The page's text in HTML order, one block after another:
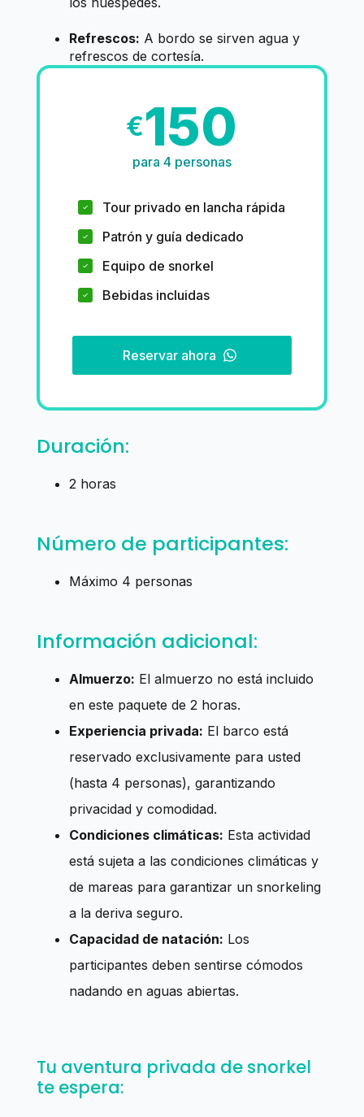
Refrescos: A bordo se sirven agua y
refrescos de cortesía.
€150
para 4 personas
Tour privado en lancha rápida
Patrón y guía dedicado
Equipo de snorkel
Bebidas incluidas
Reservar ahora
Duración:
2 horas
Número de participantes:
Máximo 4 personas
Información adicional:
Almuerzo: El almuerzo no está incluido
en este paquete de 2 horas.
Experiencia privada: El barco está
reservado exclusivamente para usted
(hasta 4 personas), garantizando
privacidad y comodidad.
Condiciones climáticas: Esta actividad
está sujeta a las condiciones climáticas y
de mareas para garantizar un snorkeling
a la deriva seguro.
Capacidad de natación: Los
participantes deben sentirse cómodos
nadando en aguas abiertas.
Tu aventura privada de snorkel
te espera: